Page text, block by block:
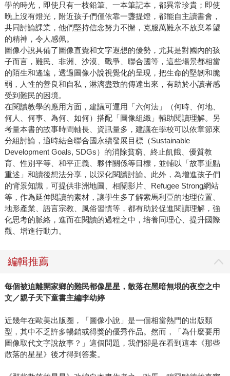
學的時光，即使只有一枝鉛筆、一本筆記本，都異常珍貴；即使
晚上沒有燈光，附近孩子們僅依靠一盞提燈，都能自主讀書會，
共同討論課業，他們堅持信念努力不懈，克服萬難永不放棄希望
的精神，令人感佩。
圖像小說具備了圖像直覺和文字遐想的優勢，尤其是對國內的孩
子而言，難民、非洲、沙漠、戰爭、聯合國等，這些場景都相當
的陌生和遙遠，透過圖像小說視覺化的呈現，把生命的堅韌和脆
弱，人性的善良和自私，淋漓盡致的傳達出來，有助於小讀者感
受到難民的困境。
在閱讀教學的應用方面，建議可運用「六何法」（何時、何地、
何人、何事、為何、如何）搭配「圖像組織」輔助閱讀理解。另
考量本書的故事時間軸長、資訊量多，建議在學校可以依章節來
分組討論，適時結合聯合國永續發展目標（Sustainable
Development Goals, SDGs）的消除貧窮、終止飢餓、優質教
育、性別平等、和平正義、夥伴關係等目標，並輔以「故事重點
重述」和讀後想法分享，以深化閱讀討論。此外，為增進孩子們
的背景知識，可提供非洲地圖、相關影片、Refugee Strong網站
等，作為延伸閱讀的素材，讓學生多了解索馬利亞的地理位置、
地形產業、語言宗教、風俗習慣等，都有助於促進閱讀理解，強
化思考的脈絡，進而在閱讀的過程之中，培養同理心、提升國際
觀、增進行動力。
編輯推薦
每個被迫離開家鄉的難民都像星星，散落在黑暗無垠的夜空之中
文／親子天下童書主編李幼婷
近幾年在歐美出版圈，「圖像小說」是一個相當熱門的出版類
型，其中不乏許多暢銷或得獎的優秀作品。然而，「為什麼要用
圖像取代文字說故事？」這個問題，我們卻是在看到這本《那些
散落的星星》後才得到答案。